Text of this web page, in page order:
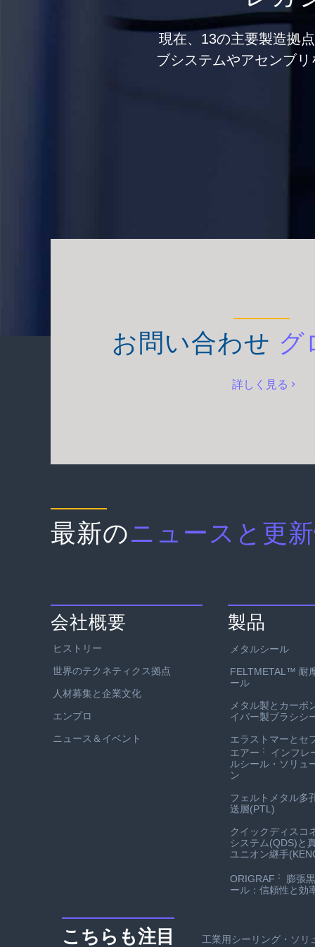
現在、13の主要製造拠
ブシステムやアセンブ
お問い合わせ グ
詳しく見る
最新のニュースと更
会社概要
ヒストリー
世界のテクネティクス拠点
人材募集と企業文化
エンプロ
ニュース＆イベント
製品
メタルシール
FELTMETAL™ 耐
ール
メタル製とカーボ
イバー製ブラシシ
エラストマーとセ
エアー ：
インフレ
ルシール・ソリュ
ン
フェルトメタル多
送層(PTL)
クイックディスコ
システム(QDS)と
ユニオン継手
ORIGRAF ：
膨張
ール：信頼性と効
こちらも注目 工業用シーリング・ソリ